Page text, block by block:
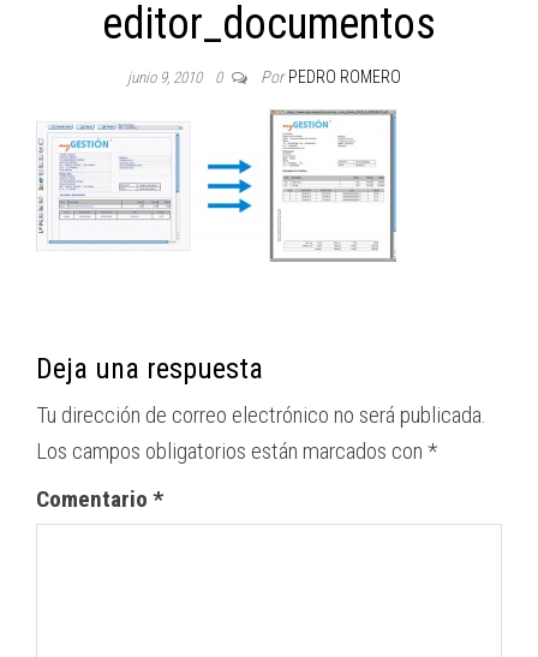
editor_documentos
junio 9, 2010 0 Por PEDRO ROMERO
Deja una respuesta
Tu dirección de correo electrónico no será publicada.
Los campos obligatorios están marcados con *
Comentario *